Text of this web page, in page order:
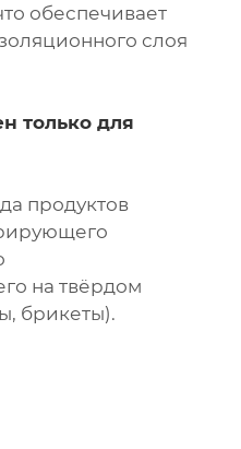
обеспечивает
слоя
только для
продуктов
на твёрдом
брикеты).